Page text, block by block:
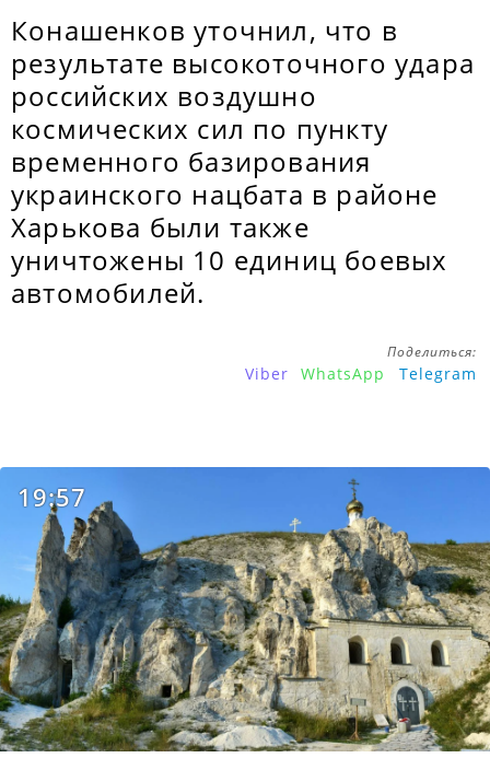
Конашенков уточнил, что в
результате высокоточного удара
российских воздушно
космических сил по пункту
временного базирования
украинского нацбата в районе
Харькова были также
уничтожены 10 единиц боевых
автомобилей.
Поделиться:
Viber WhatsApp Telegram
19:57